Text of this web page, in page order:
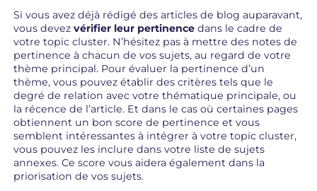
Si vous avez déjà rédigé des articles de blog auparavant,
vous devezvérifier leur pertinence dans le cadre de
votre topic cluster. N’hésitez pas à mettre des notes de
pertinence à chacun de vos sujets, au regard de votre
thème principal. Pour évaluer la pertinence d’un
thème, vous pouvez établir des critères tels que le
degré de relation avec votre thématique principale, ou
la récence de l’article. Et dans le cas où certaines pages
obtiennent un bon score de pertinence et vous
semblent intéressantes à intégrer à votre topic cluster,
vous pouvez les inclure dans votre liste de sujets
annexes. Ce score vous aidera également dans la
priorisation de vos sujets.